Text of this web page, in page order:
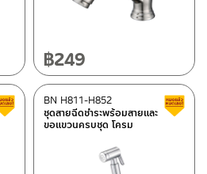
฿249
สินค้าลดราคา เคลียร์สต็อก
ชุดสายฉีดชำระพร้อมสายและ
ขอแขวนครบชุด โครม
BN H811-H852